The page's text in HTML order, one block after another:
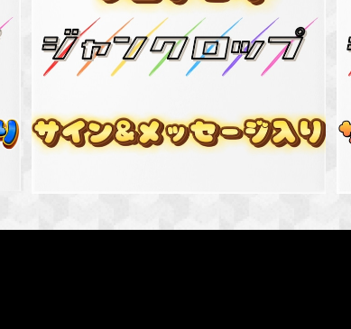
パッチワーク衣装ソロチェキ(サイン入り&メッ
セージ入り)
¥3,000
SOLD OUT